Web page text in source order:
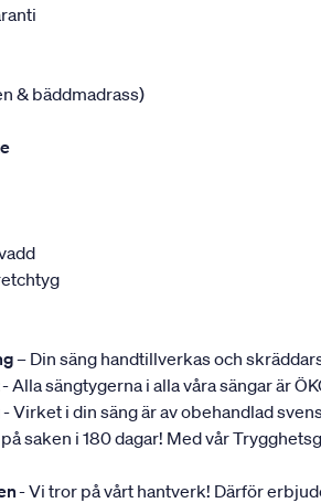
& bäddmadrass)
– Din säng handtillverkas och
- Alla sängtygerna i alla våra sängar är
- Virket i din säng är av obehandlad
saken i 180 dagar! Med vår
- Vi tror på vårt hantverk! Därför